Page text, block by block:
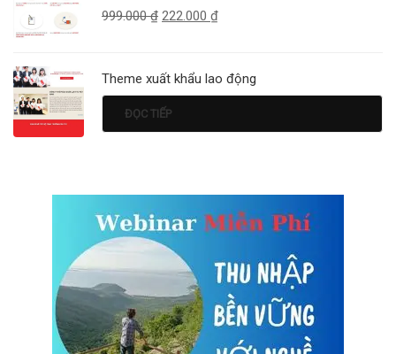
999.000₫ 222.000 ₫
Theme xuất khẩu lao động
ĐỌC TIẾP